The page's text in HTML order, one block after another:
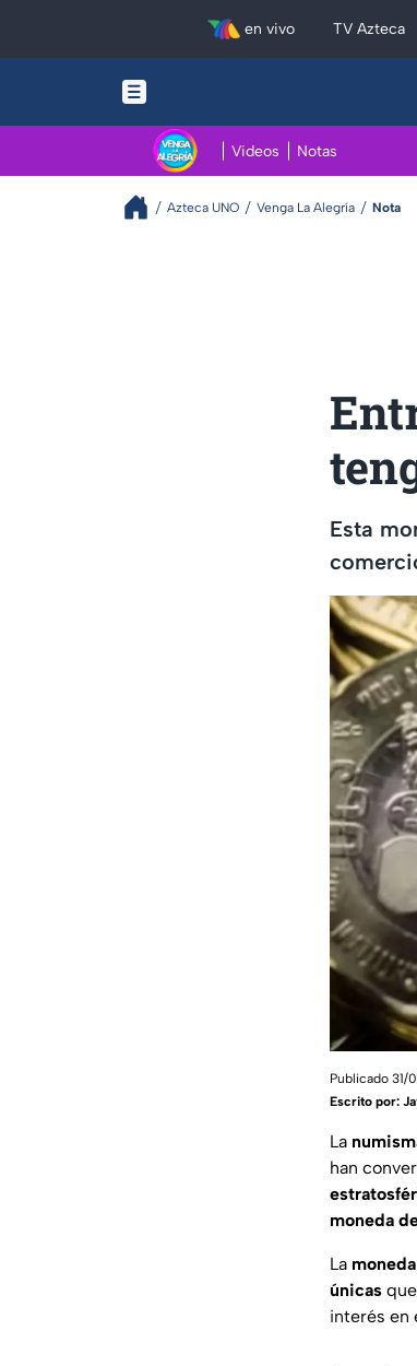
en vivo TV Azteca
Videos Notas
Azteca UNO Venga La Alegría Nota
Esta
Publicado 31/
Escrito por:
La
han
moneda
La
únicas
interés en